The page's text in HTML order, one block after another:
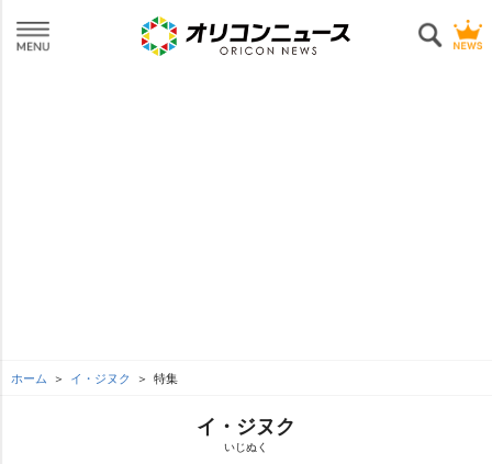
ホーム イ・ジヌク 特集
イ・ジヌク
いじぬく